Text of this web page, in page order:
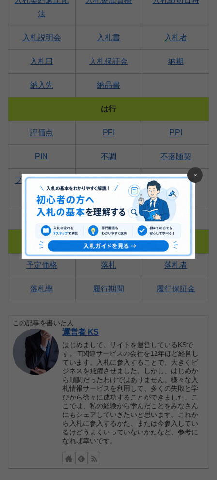
法
入札説明会 入札書 入札者
入札日 入札保証金 納期
納入先 納品書
は行
評価点 PFI PPI
PIN 不調 不落随契
プライバシーマ
ーク
プロポーザル方
保留
保留通知書
その他
予定価格 落札 落札者
落札率 履行期間 履行保証金
この記事を書いた人
運営者 KS
はじめまして、サイトを運営しているKSで
す。IT関連サービスの会社を12年ほど経営し
ています。入札に参入することで、大きくビ
ジネスを飛躍させました。しかし、はじめか
ら順調だったわけではありません。様々な入
札情報サービスを利用して、多くの失敗と学
びから徐々に成功することができました。こ
こでは、私の経験から学んだことをみなさん
にもシェアしていきたいと思います。これか
ら入札に参入するかた、または今参入してい
るけどうまくいっていないかたなど、参考に
なれば幸いです。
×